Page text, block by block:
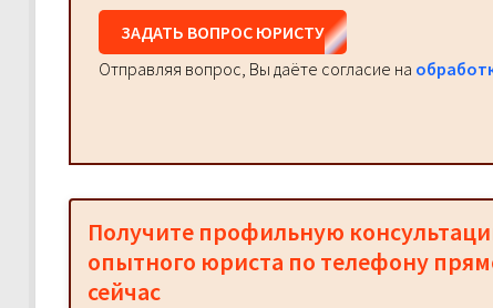
ЗАДАТЬ ВОПРОС ЮРИСТУ
Отправляя вопрос, Вы даёте согласие на
Получите профильную
опытного юриста по телефону
сейчас